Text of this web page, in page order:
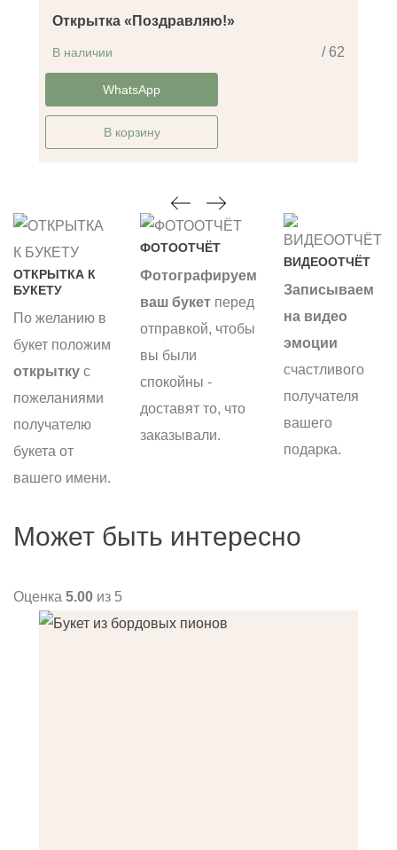
Открытка «Поздравляю!»
/ 62
В наличии
-14%WhatsApp
В корзину
ОТКРЫТКА К
БУКЕТУ
По желанию в
букет положим
открытку с
пожеланиями
получателю
букета от
вашего имени.
ФОТООТЧЁТ
Фотографируем
ваш букет перед
отправкой, чтобы
вы были
спокойны -
доставят то, что
заказывали.
ВИДЕООТЧЁТ
Записываем
на видео
эмоции
счастливого
получателя
вашего
подарка.
Может быть интересно
Оценка 5.00 из 5